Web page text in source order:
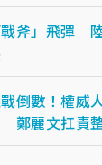
斧」飛彈
戰倒數！權威
鄭麗文扛責